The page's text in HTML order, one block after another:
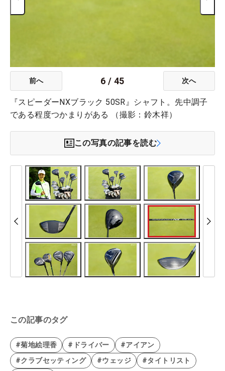
前へ 6 / 45 次へ
『スピーダーNXブラック 50SR』シャフト。先中調子
である程度つかまりがある （撮影：鈴木祥）
この写真の記事を読む
この記事のタグ
#菊地絵理香 #ドライバー
#アイアン
#クラブセッティング
#ウェッジ
#タイトリスト